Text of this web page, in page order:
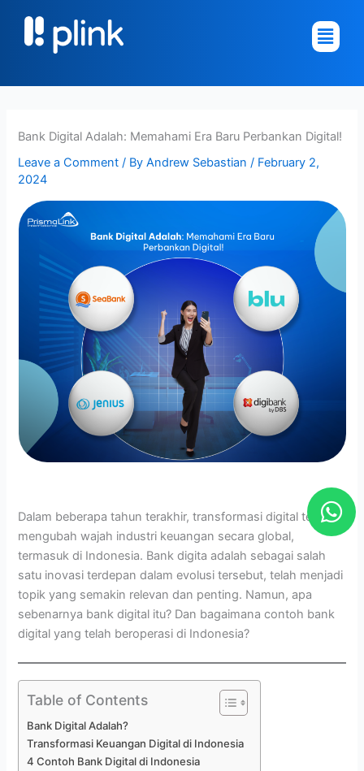
content
Main
Menu
Bank Digital Adalah: Memahami Era Baru Perbankan Digital!
Leave a Comment / ByAndrew Sebastian/ February 2,
2024
Dalam beberapa tahun terakhir, transformasi digital telah
mengubah wajah industri keuangan secara global,
termasuk di Indonesia. Bank digita adalah sebagai salah
satu inovasi terdepan dalam evolusi tersebut, telah menjadi
topik yang semakin relevan dan penting. Namun, apa
sebenarnya bank digital itu? Dan bagaimana contoh bank
digital yang telah beroperasi di Indonesia?
Table of Contents
Bank Digital Adalah?
Transformasi Keuangan Digital di Indonesia
4 Contoh Bank Digital di Indonesia
W
h
t
a
p